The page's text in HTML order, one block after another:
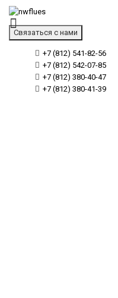
Связаться с нами
+7 (812) 541-82-56
+7 (812) 542-07-85
+7 (812) 380-40-47
+7 (812) 380-41-39